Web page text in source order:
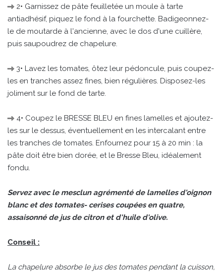
2• Garnissez de pâte feuilletée un moule à tarte
antiadhésif, piquez le fond à la fourchette. Badigeonnez-
le de moutarde à l'ancienne, avec le dos d'une cuillère,
puis saupou­drez de chapelure.
3• Lavez les tomates, ôtez leur pédoncule, puis coupez-
les en tranches assez fines, bien régulières. Disposez-les
joliment sur le fond de tarte.
4• Coupez le BRESSE BLEU en fines lamelles et ajoutez-
les sur le dessus, éventuellement en les intercalant entre
les tranches de tomates. Enfournez pour 15 à 20 min : la
pâte doit être bien dorée, et le Bresse Bleu, idéalement
fondu.
Servez avec le mesclun agrémenté de lamelles d'oignon
blanc et des tomates- cerises coupées en quatre,
assaisonné de jus de citron et d'huile d'olive.
Conseil :
La chapelure absorbe le jus des tomates pendant la cuisson,